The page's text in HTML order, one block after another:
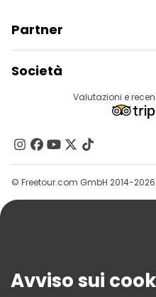
Partner
Accesso Del Fornitore
Programma Di Affiliazione
Società
Destinazioni
Contattaci
Gruppi
Aiuto
Termini E Condizioni
Valutazioni e
© Freetour.com GmbH 2014-2026
Avviso sui